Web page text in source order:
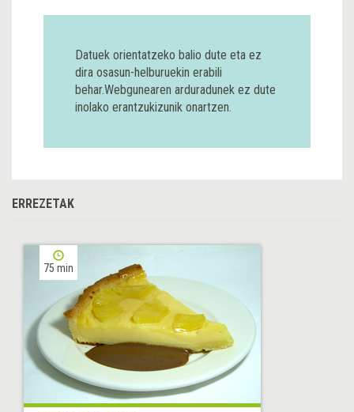
Datuek orientatzeko balio dute eta ez
dira osasun-helburuekin erabili
behar.Webgunearen arduradunek ez dute
inolako erantzukizunik onartzen.
ERREZETAK
75 min